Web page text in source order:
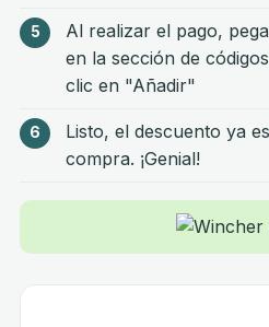
Al realizar el pago,
en la sección de
clic en "Añadir"
Listo, el descuento ya
compra. ¡Genial!